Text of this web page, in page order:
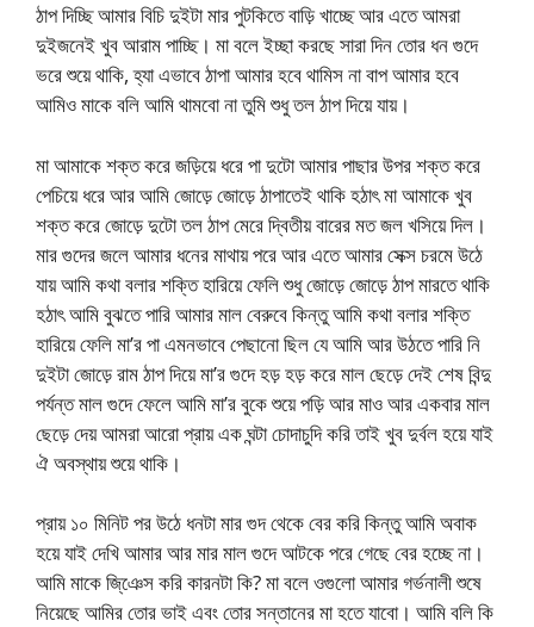
ঠাপ দিচ্ছি আমার বিচি দুইটা মার পুটকিতে বাড়ি খাচ্ছে আর এতে আমরা
দুইজনেই খুব আরাম পাচ্ছি। মা বলে ইচ্ছা করছে সারা দিন তোর ধন গুদে
ভরে শুয়ে থাকি, হ্যা এভাবে ঠাপা আমার হবে থামিস না বাপ আমার হবে
আমিও মাকে বলি আমি থামবো না তুমি শুধু তল ঠাপ দিয়ে যায়।
মা আমাকে শক্ত করে জড়িয়ে ধরে পা দুটো আমার পাছার উপর শক্ত করে
পেচিয়ে ধরে আর আমি জোড়ে জোড়ে ঠাপাতেই থাকি হঠাৎ মা আমাকে খুব
শক্ত করে জোড়ে দুটো তল ঠাপ মেরে দ্বিতীয় বারের মত জল খসিয়ে দিল।
মার গুদের জলে আমার ধনের মাথায় পরে আর এতে আমার সেক্স চরমে উঠে
যায় আমি কথা বলার শক্তি হারিয়ে ফেলি শুধু জোড়ে জোড়ে ঠাপ মারতে থাকি
হঠাৎ আমি বুঝতে পারি আমার মাল বেরুবে কিন্তু আমি কথা বলার শক্তি
হারিয়ে ফেলি মা’র পা এমনভাবে পেছানো ছিল যে আমি আর উঠতে পারি নি
দুইটা জোড়ে রাম ঠাপ দিয়ে মা’র গুদে হড় হড় করে মাল ছেড়ে দেই শেষ বিন্দু
পর্যন্ত মাল গুদে ফেলে আমি মা’র বুকে শুয়ে পড়ি আর মাও আর একবার মাল
ছেড়ে দেয় আমরা আরো প্রায় এক ঘন্টা চোদাচুদি করি তাই খুব দুর্বল হয়ে যাই
ঐ অবস্থায় শুয়ে থাকি।
প্রায় ১০ মিনিট পর উঠে ধনটা মার গুদ থেকে বের করি কিন্তু আমি অবাক
হয়ে যাই দেখি আমার আর মার মাল গুদে আটকে পরে গেছে বের হচ্ছে না।
আমি মাকে জি্ঞেস করি কারনটা কি? মা বলে ওগুলো আমার গর্ভনালী শুষে
নিয়েছে আমির তোর ভাই এবং তোর সন্তানের মা হতে যাবো। আমি বলি কি